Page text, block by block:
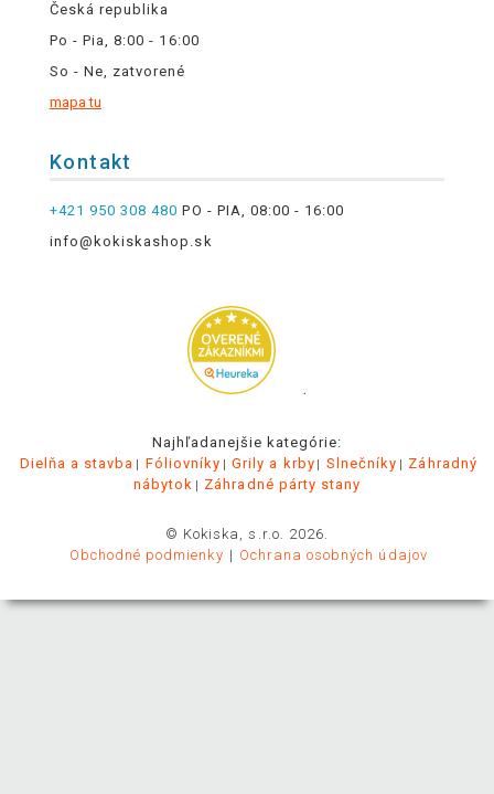
Česká republika
Po - Pia, 8:00 - 16:00
So - Ne, zatvorené
mapa tu
Kontakt
+421 950 308 480 PO - PIA, 08:00 - 16:00
info@kokiskashop.sk
.
Najhľadanejšie kategórie:
Dielňa a stavba
Fóliovníky Grily a krby Slnečníky
Záhradný
nábytok
Záhradné párty stany
© Kokiska, s.r.o. 2026.
Obchodné podmienky
Ochrana osobných údajov